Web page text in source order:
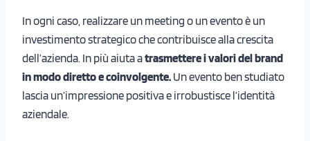
In ogni caso, realizzare un meeting o un evento è un
investimento strategico che contribuisce alla crescita
dell’azienda. In più aiuta atrasmettere i valori del brand
in modo diretto e coinvolgente. Un evento ben studiato
lascia un’impressione positiva e irrobustisce l’identità
aziendale.